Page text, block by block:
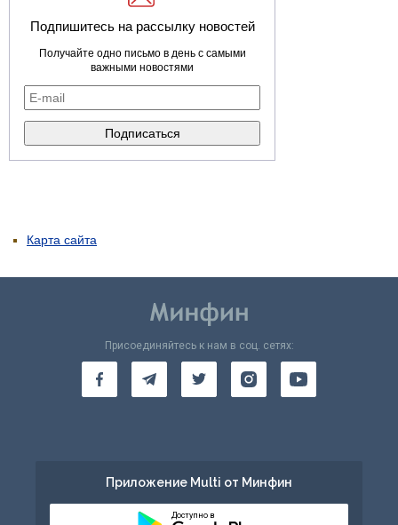
Подпишитесь на рассылку новостей
Получайте одно письмо в день с самыми
важными новостями
Карта сайта
Присоединяйтесь к нам в соц. сетях:
Приложение Multi от Минфин
Доступно в